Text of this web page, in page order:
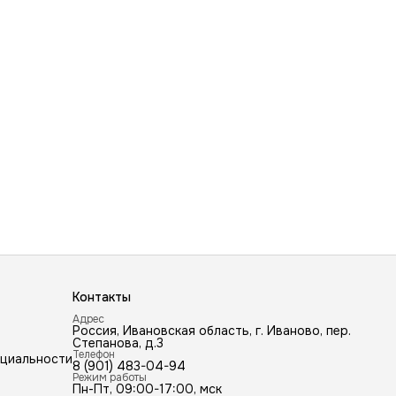
Контакты
Адрес
Россия, Ивановская область, г. Иваново, пер.
Степанова, д.3
Телефон
8 (901) 483-04-94
Режим работы
Пн-Пт, 09:00-17:00, мск